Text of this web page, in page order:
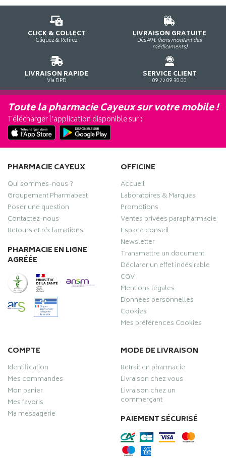
CLICK & COLLECT
Cliquez & Retirez
LIVRAISON GRATUITE
Dès 49€ (hors montant des
médicaments)
LIVRAISON RAPIDE
Via DPD
SERVICE CLIENT
09 72 09 30 00
Toute la pharmacie Cayeux sur votre mobile !
Télécharger l’application disponible sur :
PHARMACIE CAYEUX
Qui sommes-nous ?
Groupement Pharmabest
Poser une question
Contactez-nous
Retours et réclamations
PHARMACIE EN LIGNE
AGRÉÉE
OFFICINE
Accueil
Laboratoires & Marques
Promotions
Ventes privées parapharmacie
Espace conseil
Newsletter
Transmettre un document
Déclarer un effet indésirable
CGV
Mentions légales
Données personnelles
Cookies
Mes préférences Cookies
COMPTE
Identification
Mes commandes
Mon panier
Mes favoris
Ma messagerie
MODE DE LIVRAISON
Retrait en pharmacie
Livraison chez vous
Livraison chez un
commerçant
PAIEMENT SÉCURISÉ